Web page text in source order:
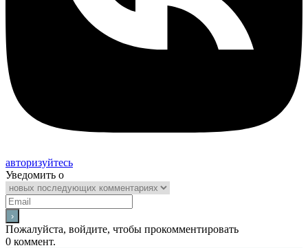
авторизуйтесь
Уведомить о
Пожалуйста, войдите, чтобы прокомментировать
0 коммент.